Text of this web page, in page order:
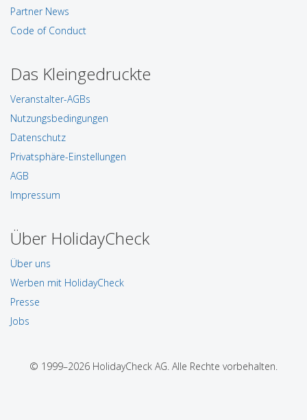
Partner News
Code of Conduct
Das Kleingedruckte
Veranstalter-AGBs
Nutzungsbedingungen
Datenschutz
Privatsphäre-Einstellungen
AGB
Impressum
Über HolidayCheck
Über uns
Werben mit HolidayCheck
Presse
Jobs
© 1999–2026 HolidayCheck AG. Alle Rechte vorbehalten.